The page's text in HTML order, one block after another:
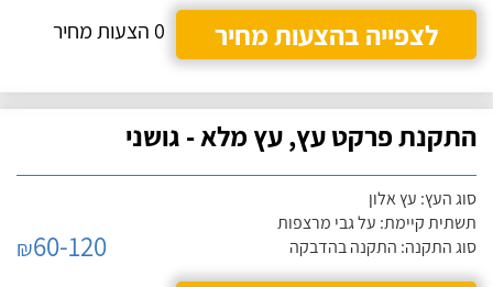
לצפייה בהצעות מחיר
0 הצעות מחיר
התקנת פרקט עץ, עץ מלא - גושני
סוג העץ: עץ אלון
תשתית קיימת: על גבי מרצפות
סוג התקנה: התקנה בהדבקה
₪60-120